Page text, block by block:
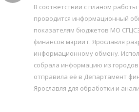
В соответствии с планом работы
проводится информационный
показателям бюджетов МО
финансов мэрии г. Ярославля
информационному обмену.
собрала информацию из
отправила её в Департамент
Ярославля для обработки и